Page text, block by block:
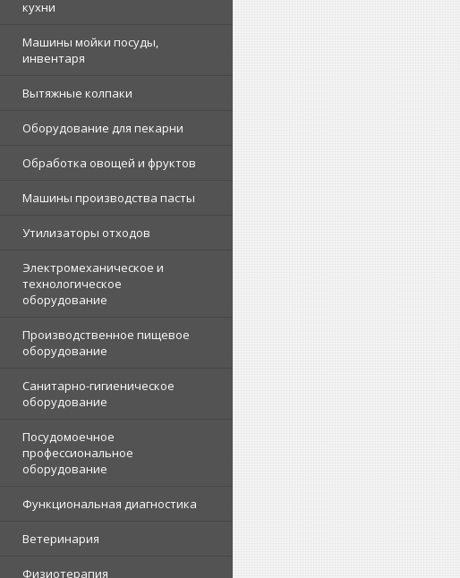
кухни
Машины мойки посуды,
инвентаря
Вытяжные колпаки
Оборудование для пекарни
Обработка овощей и фруктов
Машины производства пасты
Утилизаторы отходов
Электромеханическое и
технологическое
оборудование
Производственное пищевое
оборудование
Санитарно-гигиеническое
оборудование
Посудомоечное
профессиональное
оборудование
Функциональная диагностика
Ветеринария
Физиотерапия